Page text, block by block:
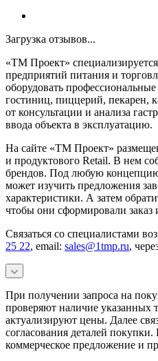
Загрузка отзывов...
«ТМ Проект»
предприятий питания и
оборудовать
гостиниц, пиццерий, пекарен,
от консультации и анализа
ввода объекта в эксплуатацию.
На сайте «ТМ Проект»
и продуктового Retail. В нем
брендов. Под любую
может изучить предложения
характеристики. А затем
чтобы они сформировали заказ
Связаться со специалистами
25 22, email: sales@1tmp.ru,
При получении запроса на
проверяют наличие указанных
актуализируют цены. Далее
согласования деталей
коммерческое предложение и